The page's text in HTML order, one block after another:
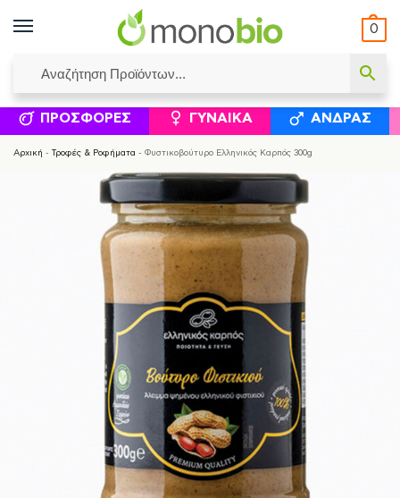
0
ΙΣΟΛΟΓΙΣΜΟΊ ΕΛΕΆΝΝΑ ΧΡΙΣΤΙΝΆΚΗ ΕΠΙΚΟΙΝΩΝΊΑ
ΣΥΜΠΛΗΡΏΜΑΤΑ ΔΙΑΤΡΟΦΉΣ ΦΥΣΙΚΆ
ΠΡΟΣΦΟΡΈΣ ΓΥΝΑΊΚΑ ΆΝΔΡΑΣ
Αρχική - Τροφές & Ροφήματα - Φυστικοβούτυρο Ελληνικός Καρπός 300g